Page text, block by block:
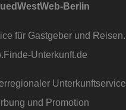
Berlin
für Gastgeber und Reisen.
Unterkunft.de
Unterkunftservice
und Promotion